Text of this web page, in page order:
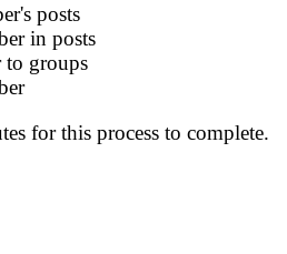
posts
in posts
to groups
for this process to complete.